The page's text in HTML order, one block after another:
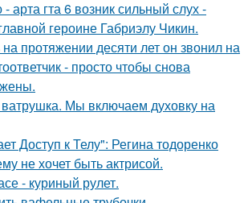
арта гта 6 возник сильный слух -
героине Габриэлу Чикин.
протяжении десяти лет он звонил на
- просто чтобы снова
Мы включаем духовку на
Доступ к Телу": Регина тодоренко
не хочет быть актрисой.
- куриный рулет.